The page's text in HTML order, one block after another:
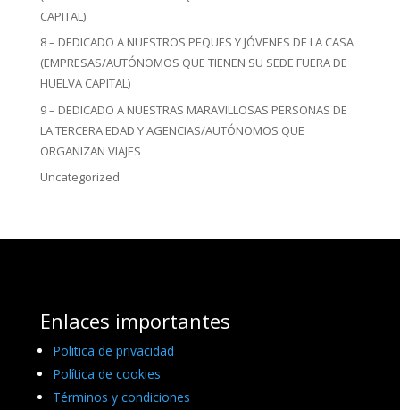
CAPITAL)
8 – DEDICADO A NUESTROS PEQUES Y JÓVENES DE LA CASA
(EMPRESAS/AUTÓNOMOS QUE TIENEN SU SEDE FUERA DE
HUELVA CAPITAL)
9 – DEDICADO A NUESTRAS MARAVILLOSAS PERSONAS DE
LA TERCERA EDAD Y AGENCIAS/AUTÓNOMOS QUE
ORGANIZAN VIAJES
Uncategorized
Enlaces importantes
Politica de privacidad
Política de cookies
Términos y condiciones